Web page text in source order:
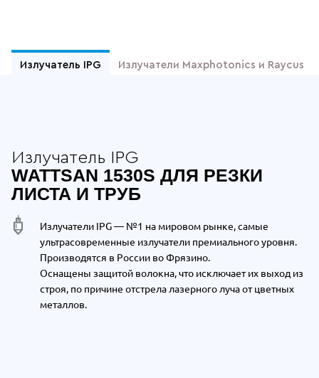
Отдельные преимущества Wattsan
Излучатель IPG Излучатели Maxphotonics и Raycus
Излучатель IPG
WATTSAN 1530S ДЛЯ РЕЗКИ
ЛИСТА И ТРУБ
Излучатели IPG — №1 на мировом рынке, самые
ультрасовременные излучатели премиального уровня.
Производятся в России во Фрязино.
Оснащены защитой волокна, что исключает их выход из
строя, по причине отстрела лазерного луча от цветных
металлов.